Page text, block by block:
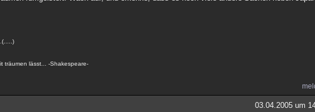
träumen lässt... -Shakespeare-
03.04.2005 um